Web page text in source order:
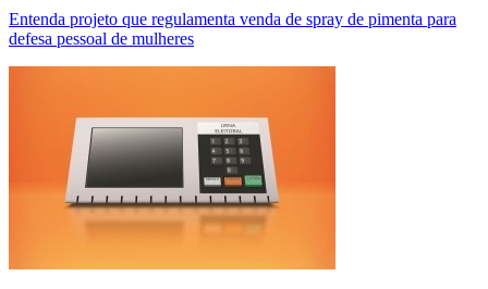
Entenda projeto que regulamenta venda de spray de pimenta para
defesa pessoal de mulheres